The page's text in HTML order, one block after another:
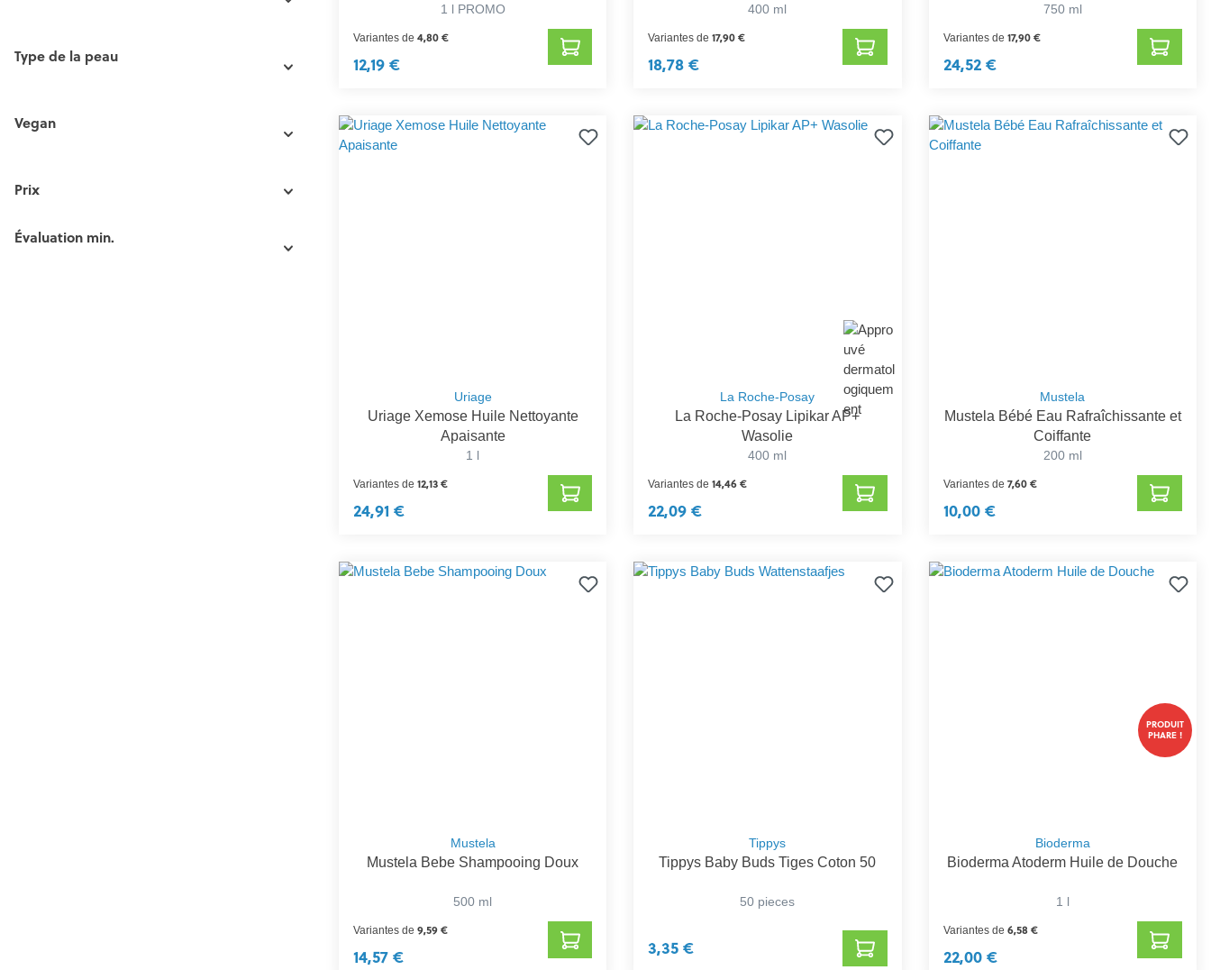
Type de la peau
Vegan
Prix
Évaluation min.
1 l PROMO
Variantes de 4,80 €
12,19 €
400 ml
Variantes de17,90 €
18,78 €
750 ml
Variantes de 17,90 €
24,52 €
Uriage
Uriage Xemose Huile Nettoyante
Apaisante
1 l
Variantes de 12,13 €
24,91 €
La Roche-Posay
La Roche-Posay Lipikar AP+
Wasolie
400 ml
Variantes de14,46 €
22,09 €
Mustela
Mustela Bébé Eau Rafraîchissante et
Coiffante
200 ml
Variantes de 7,60 €
10,00 €
Mustela
Mustela Bebe Shampooing Doux
500 ml
Variantes de 9,59 €
14,57 €
Tippys
Tippys Baby Buds Tiges Coton 50
50 pieces
3,35 €
PRODUIT
PHARE !
Bioderma
Bioderma Atoderm Huile de Douche
1 l
Variantes de 6,58 €
22,00 €